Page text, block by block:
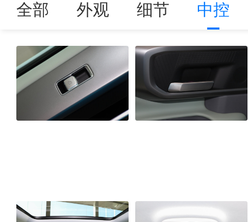
全部 外观 细节 中控